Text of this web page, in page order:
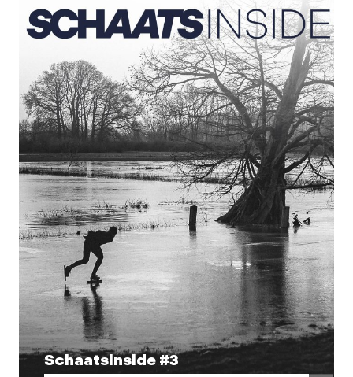
Schaatsinside #3